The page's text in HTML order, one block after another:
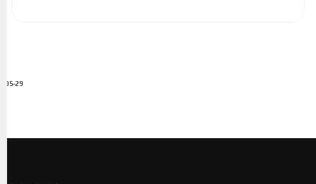
ADS-29